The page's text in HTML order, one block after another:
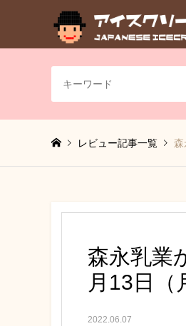
レビュー記事一覧 森
森永乳業
月13日（
2022.06.07